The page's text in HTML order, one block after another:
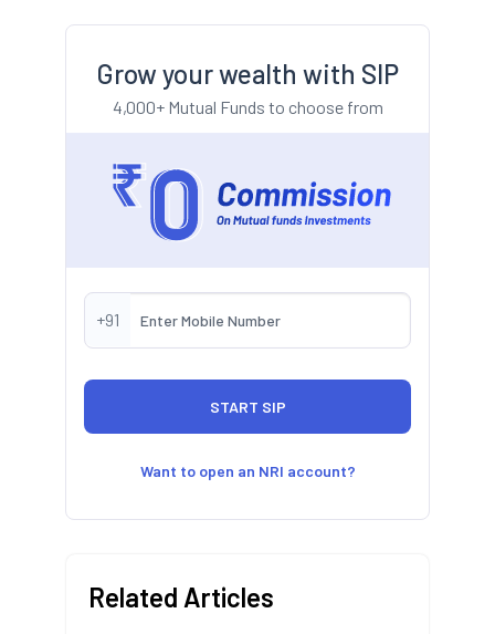
Grow your wealth with SIP
4,000+ Mutual Funds to choose from
+91
Want to open an NRI account?
Related Articles